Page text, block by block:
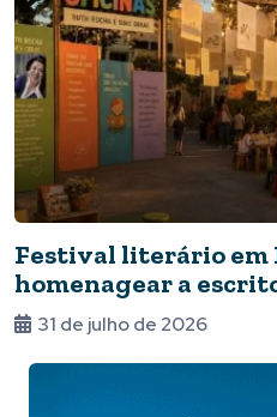
Festival literário em
homenagear a
31 de julho de 2026